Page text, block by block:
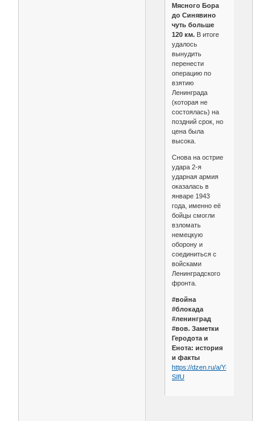
Мясного Бора
до Синявино
чуть больше
120 км.В итоге
удалось
вынудить
перенести
операцию по
взятию
Ленинграда
(которая не
состоялась) на
поздний срок, но
цена была
высока.
Снова на острие
удара 2-я
ударная армия
оказалась в
январе 1943
года, именно её
бойцы смогли
взломать
немецкую
оборону и
соединиться с
войсками
Ленинградского
фронта.
#война
#блокада
#ленинград
#вов. Заметки
Геродота и
Енота: история
и факты
https://dzen.ru/a/Y804J7k9K0N-
SIfU